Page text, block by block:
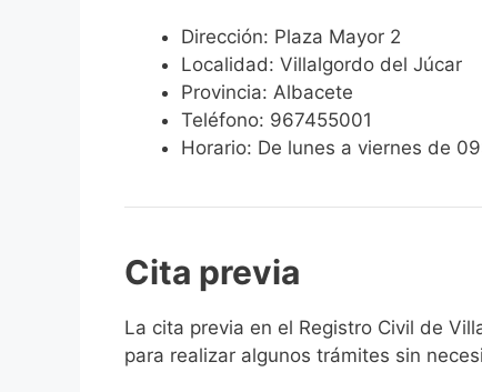
Dirección: Plaza Mayor 2
Localidad: Villalgordo del Júcar
Provincia: Albacete
Teléfono: 967455001
Horario: De lunes a viernes de
Cita previa
​​​​​​​​​​​​​​​​​​​​​​​​​​​​La cita previa en el Registro Civil de
para realizar algunos trámites sin